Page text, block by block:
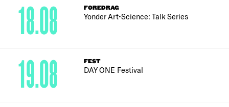
FOREDRAG
Yonder Art•Science: Talk Series
18.08
FEST
DAY ONE Festival
19.08